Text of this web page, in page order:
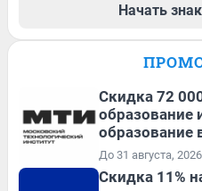
Начать
Скидка 72
образование
образование
До 31 августа, 2026
Скидка 11%